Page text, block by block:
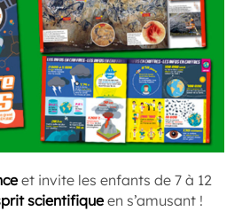
et invite les enfants de 7 à 12
scientifiqueen s’amusant !